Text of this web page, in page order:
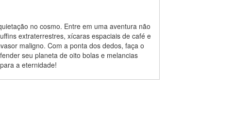
no cosmo. Entre em uma aventura não
extraterrestres, xícaras espaciais de café e
maligno. Com a ponta dos dedos, faça o
seu planeta de oito bolas e melancias
a eternidade!